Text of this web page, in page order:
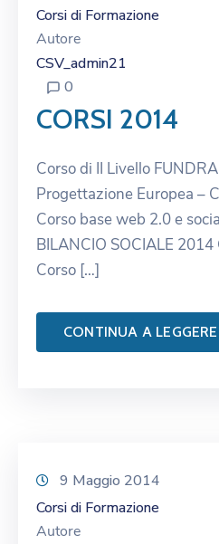
Corsi di Formazione
Autore
CSV_admin21
0
CORSI 2014
Corso di II Livello
Progettazione Europea –
Corso base web 2.0 e
BILANCIO SOCIALE
Corso […]
CONTINUA A LEGGERE
9 Maggio 2014
Corsi di Formazione
Autore